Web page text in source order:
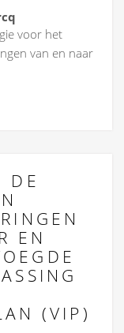
voor het
van en naar
DE
EN
(VIP)